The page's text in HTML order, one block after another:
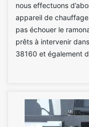
nous effectuons
appareil de
pas échouer le
prêts à intervenir
38160 et également